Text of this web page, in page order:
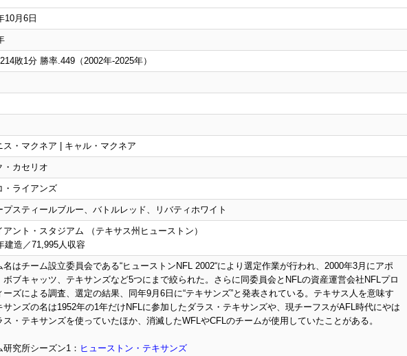
10月6日
敗1分 勝率.449（2002年-2025年）
ス・マクネア | キャル・マクネア
・カセリオ
・ライアンズ
プスティールブルー、バトルレッド、リバティホワイト
アント・スタジアム （テキサス州ヒューストン）
建造／71,995人収容
名はチーム設立委員会である“ヒューストンNFL 2002“により選定作業が行われ、2000年3月にアポ
ボブキャッツ、テキサンズなど5つにまで絞られた。さらに同委員会とNFLの資産運営会社NFLプロ
ーズによる調査、選定の結果、同年9月6日に“テキサンズ”と発表されている。テキサス人を意味す
サンズの名は1952年の1年だけNFLに参加したダラス・テキサンズや、現チーフスがAFL時代にやは
ス・テキサンズを使っていたほか、消滅したWFLやCFLのチームが使用していたことがある。
研究所シーズン1： ヒューストン・テキサンズ